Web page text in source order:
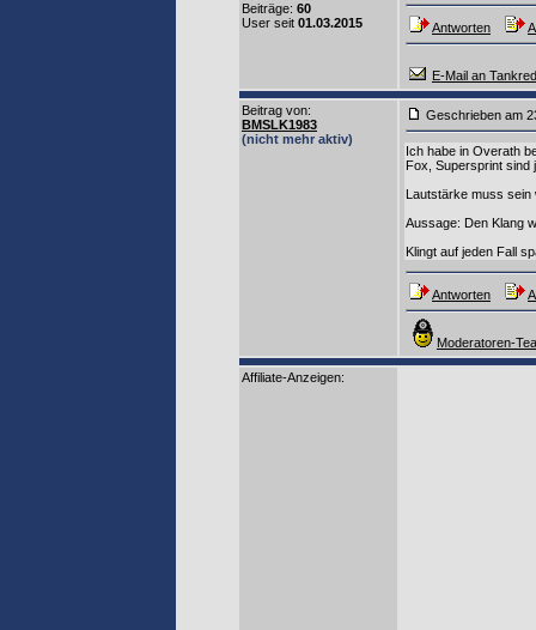
Beiträge: 60
User seit 01.03.2015 Antworten
E-Mail an Tankred
Beitrag von:
BMSLK1983
(nicht mehr aktiv)
Geschrieben am
Ich habe in Overath
Fox, Supersprint sind
Lautstärke muss sein
Aussage: Den Klang
Klingt auf jeden Fall
Antworten
Moderatoren-
Affiliate-Anzeigen: